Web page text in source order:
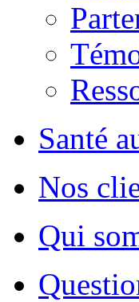
Santé
Nos
Qui